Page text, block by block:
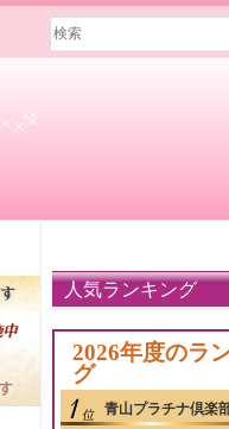
人気ランキング
2026年度のラ
グ
青山プラチナ倶楽